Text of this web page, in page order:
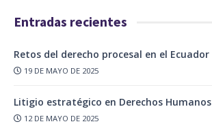
Entradas recientes
Retos del derecho procesal en el Ecuador
19 DE MAYO DE 2025
Litigio estratégico en Derechos Humanos
12 DE MAYO DE 2025